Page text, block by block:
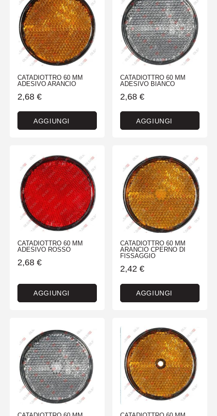
CATADIOTTRO 60 MM
ADESIVO ARANCIO
2,68 €
AGGIUNGI
CATADIOTTRO 60 MM
ADESIVO BIANCO
2,68 €
AGGIUNGI
CATADIOTTRO 60 MM
ADESIVO ROSSO
2,68 €
AGGIUNGI
CATADIOTTRO 60 MM
ARANCIO CPERNO DI
FISSAGGIO
2,42 €
AGGIUNGI